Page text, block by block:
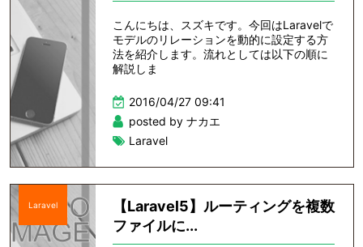
こんにちは、スズキです。今回はLaravelで
モデルのリレーションを動的に設定する方
法を紹介します。流れとしては以下の順に
解説しま
2016/04/27 09:41
posted by ナカエ
Laravel
Laravel
【Laravel5】ルーティングを複数
ファイルに...